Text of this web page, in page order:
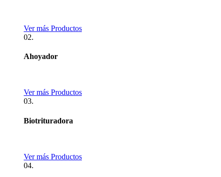
Ver más Productos
02.
Ahoyador
Ver más Productos
03.
Biotrituradora
Ver más Productos
04.